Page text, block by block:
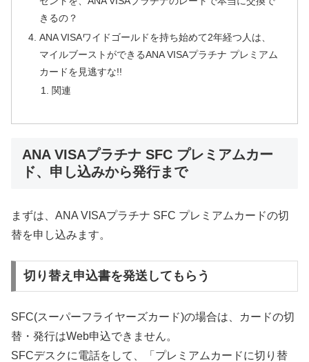
きるの？
ANA VISAワイドゴールドを持ち始めて2年経つ人は、
マイルブーストができるANA VISAプラチナ プレミアム
カードを見逃すな!!
関連
ANA VISAプラチナ SFC プレミアムカー
ド、申し込みから発行まで
まずは、ANA VISAプラチナ SFC プレミアムカードの切
替を申し込みます。
切り替え申込書を発送してもらう
SFC(スーパーフライヤーズカード)の場合は、カードの切
替・発行はWeb申込できません。
SFCデスクに電話をして、「プレミアムカードに切り替